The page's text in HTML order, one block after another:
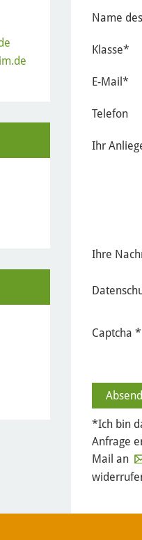
Name
Klasse*
E-Mail *
Telefon
Ihr
Ihre
Captcha *
*Ich bin
Anfrage
Mail an